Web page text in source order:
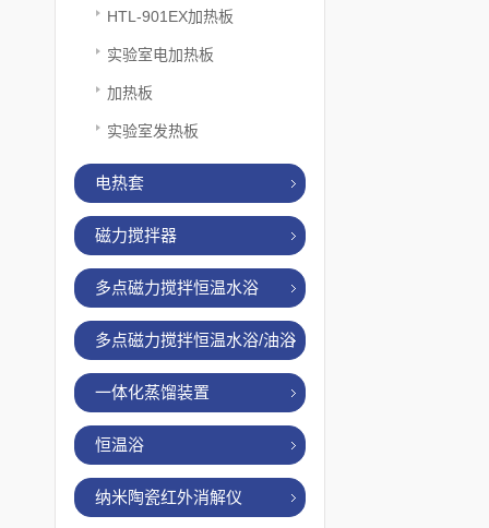
HTL-901EX加热板
实验室电加热板
加热板
实验室发热板
电热套
磁力搅拌器
多点磁力搅拌恒温水浴
多点磁力搅拌恒温水浴/油浴
一体化蒸馏装置
恒温浴
纳米陶瓷红外消解仪